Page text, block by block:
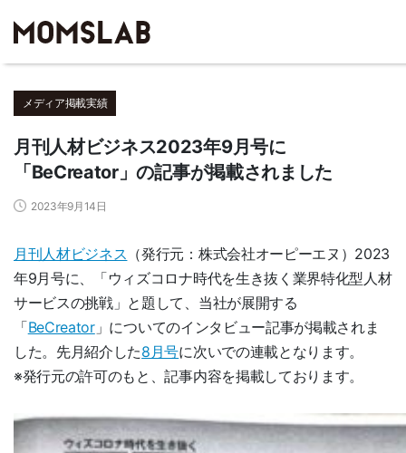
メディア掲載実績
月刊人材ビジネス2023年9月号に
「BeCreator」の記事が掲載されました
2023年9月14日
月刊人材ビジネス （発行元：株式会社オーピーエヌ）2023
年9月号に、「ウィズコロナ時代を生き抜く業界特化型人材
サービスの挑戦」と題して、当社が展開する
「BeCreator」についてのインタビュー記事が掲載されま
した。先月紹介した8月号に次いでの連載となります。
※発行元の許可のもと、記事内容を掲載しております。